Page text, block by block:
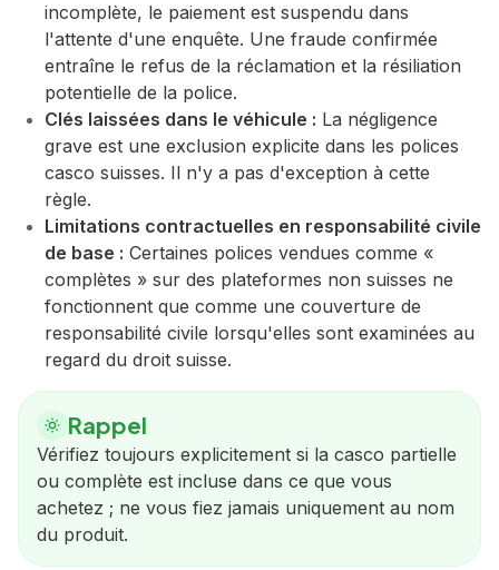
incomplète, le paiement est suspendu dans
l'attente d'une enquête. Une fraude confirmée
entraîne le refus de la réclamation et la résiliation
potentielle de la police.
Clés laissées dans le véhicule : La négligence
grave est une exclusion explicite dans les polices
casco suisses. Il n'y a pas d'exception à cette
règle.
Limitations contractuelles en responsabilité civile
de base : Certaines polices vendues comme «
complètes » sur des plateformes non suisses ne
fonctionnent que comme une couverture de
responsabilité civile lorsqu'elles sont examinées au
regard du droit suisse.
Rappel
Vérifiez toujours explicitement si la casco partielle
ou complète est incluse dans ce que vous
achetez ; ne vous fiez jamais uniquement au nom
du produit.